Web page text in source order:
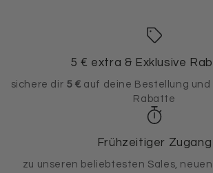
5 € extra & Exklusive
sichere dir 5 € auf deine Bestellung und
Rabatte
Frühzeitiger Zugang
zu unseren beliebtesten Sales,